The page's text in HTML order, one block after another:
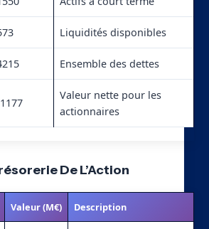
Liquidités disponibles
Ensemble des dettes
Valeur nette pour les
actionnaires
De L’Action
Valeur (M€) Description